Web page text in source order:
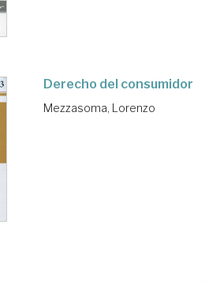
Derecho del consumidor
Mezzasoma, Lorenzo